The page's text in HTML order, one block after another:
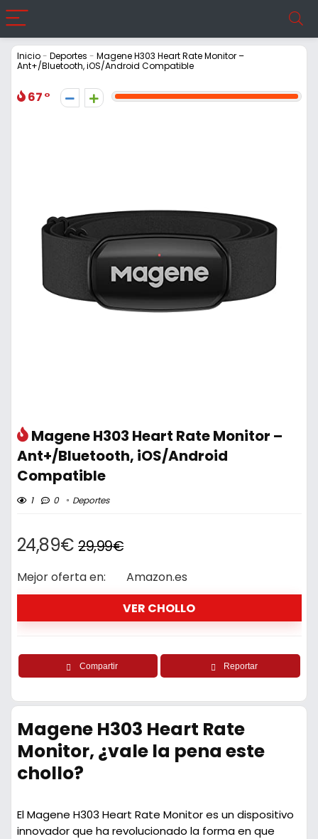
Inicio- Deportes - Magene H303 Heart Rate Monitor –
Ant+/Bluetooth, iOS/Android Compatible
67
Magene H303 Heart Rate Monitor –
Ant+/Bluetooth, iOS/Android
Compatible
1 0 Deportes
24,89€ 29,99€
Mejor oferta en:
Amazon.es
VER CHOLLO
Compartir Reportar
Magene H303 Heart Rate
Monitor, ¿vale la pena este
chollo?
El Magene H303 Heart Rate Monitor es un dispositivo
innovador que ha revolucionado la forma en que